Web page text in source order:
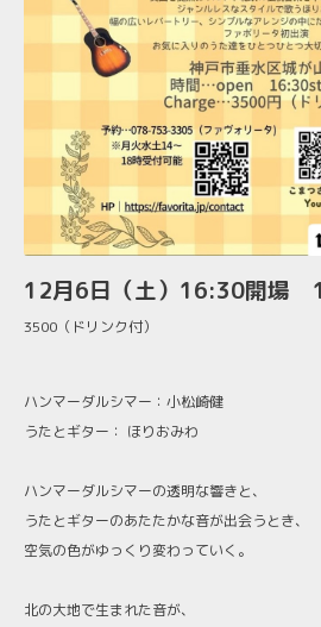
12月6日（土）16:30開場
3500（ドリンク付）
ハンマーダルシマー：小松崎健
うたとギター： ほりおみわ
ハンマーダルシマーの透明な響きと、
うたとギターのあたたかな音が出会うとき、
空気の色がゆっくり変わっていく。
北の大地で生まれた音が、